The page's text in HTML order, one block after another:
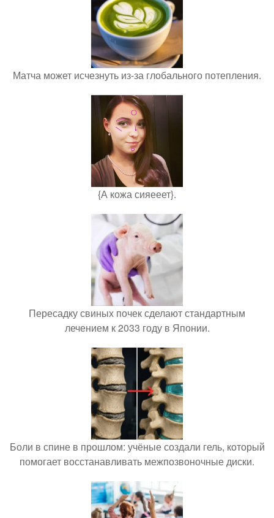
Матча может исчезнуть из-за глобального потепления.
{А кожа сияееет}.
Пересадку свиных почек сделают стандартным
лечением к 2033 году в Японии.
Боли в спине в прошлом: учёные создали гель, который
помогает восстанавливать межпозвоночные диски.